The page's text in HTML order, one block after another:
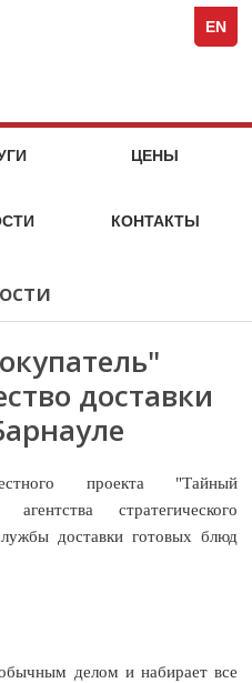
ЦЕНЫ
КОНТАКТЫ
Full-
EN
доставки
проекта "Тайный
стратегического
доставки готовых блюд
делом и набирает все